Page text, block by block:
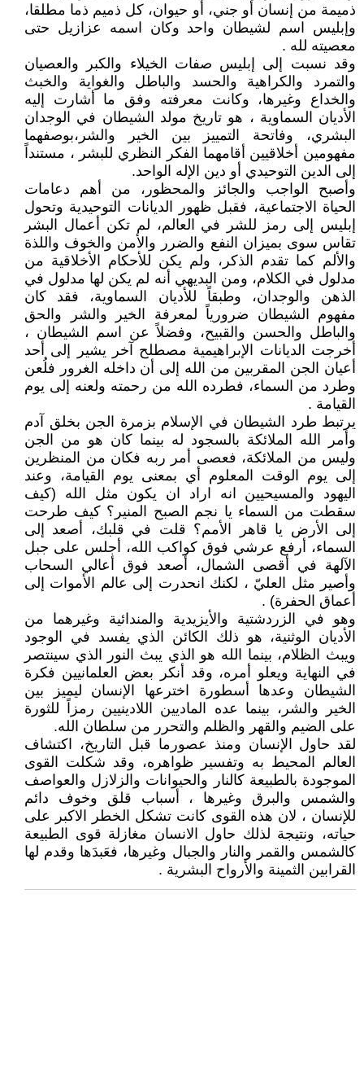
ذميمة من إنسان أو جني، أو حيوان، كل ذميم ذما مطلقا،
وإبليس اسم لشيطان واحد وكان اسمه عزازيل حتى
معصيته لله .
وقد نسبت إلى إبليس صفات الخيلاء والكبر والعصيان
والتمرد والكراهية والحسد والباطل والغواية والخبث
والخداع وغيرها، وكانت معرفته وفق ما أشارت إليه
الأديان السماوية ، هو تاريخ مولد الشيطان في الوجدان
البشري، وفاتحة التمييز بين الخير والشر،بوصفهما
مفهومين أخلاقيين أقامهما الفكر النظري للبشر ، مستنداً
إلى الدين التوحيدي أو دين الإله الواحد.
وأصبح الواجب والجائز والمحظور، من أهم دعامات
الحياة الاجتماعية، فقبل ظهور الديانات التوحيدية وتحول
إبليس إلى رمز للشر في العالم، لم تكن أعمال البشر
تقاس سوى بميزان النفع والضرر والأمن والخوف واللذة
والألم كما تقدم الذكر، ولم يكن للأحكام الأخلاقية من
مدلول في الكلام، ومن البديهي أنه لم يكن لها مدلول في
الذهن والوجدان، وطبقاً للأديان السماوية، فقد كان
مفهوم الشيطان ضرورياً لمعرفة الخير والشر والحق
والباطل والحسن والقبيح، وفضلاً عن اسم الشيطان ،
أخرجت الديانات الإبراهيمية مصطلح آخر يشير إلى أحد
أعيان الجن المقربين من الله إلى أن داخله الغرور فلُعن
وطرد من السماء، فطرده الله من رحمته ولعنه إلى يوم
القيامة .
يرتبط طرد الشيطان في الإسلام بزمرة الجن بخلق آدم
وأمر الله الملائكة بالسجود له بينما كان هو من الجن
وليس من الملائكة، فعصى أمر ربه فكان من المنظرين
إلى يوم الوقت المعلوم أي بمعنى يوم القيامة، وعند
اليهود والمسيحيين انه اراد ان يكون مثل الله (كيف
سقطت من السماء يا نجم الصبح المنير؟ كيف طرحت
إلى الأرض يا قاهر الأمم؟ قلت في قلبك، أصعد إلى
السماء، أرفع عرشي فوق كواكب الله، أجلس على جبل
الآلهة في أقصى الشمال، أصعد فوق أعالي السحاب
وأصير مثل العليّ ، لكنك انحدرت إلى عالم الأموات إلى
أعماق الحفرة) .
وهو في الزردشتية والأيزيدية والمندائية وغيرهما من
الأديان الوثنية، هو ذلك الكائن الذي يفسد في الوجود
ويبث الظلام، بينما الله هو الذي يبث النور الذي سينتصر
في النهاية ويعلو أمره، وقد أنكر بعض العلمانيين فكرة
الشيطان وعدها أسطورة اخترعها الإنسان ليميز بين
الخير والشر، بينما عده الماديين اللادينيين رمزاً للثورة
على الضيم والقهر والظلم والتحرر من سلطان الله.
لقد حاول الإنسان ومنذ عصورما قبل التاريخ، اكتشاف
العالم المحيط به وتفسير ظواهره، وقد شكلت القوى
الموجودة بالطبيعة كالنار والحيوانات والزلازل والعواصف
والشمس والبرق وغيرها ، أسباب قلق وخوف دائم
للإنسان ، لان هذه القوى كانت تشكل الخطر الاكبر على
حياته، ونتيجة لذلك حاول الانسان مغازلة قوى الطبيعة
كالشمس والقمر والنار والجبال وغيرها، فعَبدَها وقدم لها
القرابين الثمينة والأرواح البشرية .